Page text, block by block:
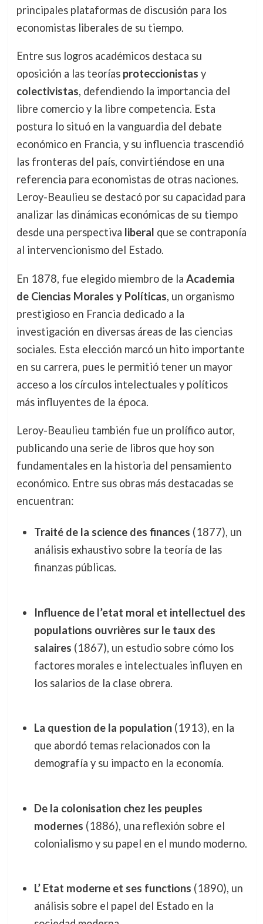
principales plataformas de discusión para los
economistas liberales de su tiempo.
Entre sus logros académicos destaca su
oposición a las teorías proteccionistas y
colectivistas, defendiendo la importancia del
libre comercio y la libre competencia. Esta
postura lo situó en la vanguardia del debate
económico en Francia, y su influencia trascendió
las fronteras del país, convirtiéndose en una
referencia para economistas de otras naciones.
Leroy-Beaulieu se destacó por su capacidad para
analizar las dinámicas económicas de su tiempo
desde una perspectiva liberal que se contraponía
al intervencionismo del Estado.
En 1878, fue elegido miembro de la Academia
de Ciencias Morales y Políticas, un organismo
prestigioso en Francia dedicado a la
investigación en diversas áreas de las ciencias
sociales. Esta elección marcó un hito importante
en su carrera, pues le permitió tener un mayor
acceso a los círculos intelectuales y políticos
más influyentes de la época.
Leroy-Beaulieu también fue un prolífico autor,
publicando una serie de libros que hoy son
fundamentales en la historia del pensamiento
económico. Entre sus obras más destacadas se
encuentran:
Traité de la science des finances (1877), un
análisis exhaustivo sobre la teoría de las
finanzas públicas.
Influence de l’etat moral et intellectuel des
populations ouvrières sur le taux des
salaires (1867), un estudio sobre cómo los
factores morales e intelectuales influyen en
los salarios de la clase obrera.
La question de la population(1913), en la
que abordó temas relacionados con la
demografía y su impacto en la economía.
De la colonisation chez les peuples
modernes (1886), una reflexión sobre el
colonialismo y su papel en el mundo moderno.
L’ Etat moderne et ses functions (1890), un
análisis sobre el papel del Estado en la